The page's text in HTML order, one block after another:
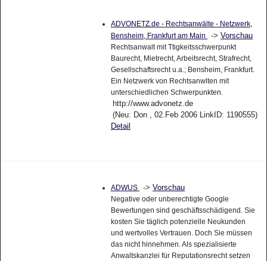
ADVONETZ.de - Rechtsanwälte - Netzwerk,
Bensheim, Frankfurt am Main
-> Vorschau
Rechtsanwalt mit Ttigkeitsschwerpunkt
Baurecht, Mietrecht, Arbeitsrecht, Strafrecht,
Gesellschaftsrecht u.a.; Bensheim, Frankfurt.
Ein Netzwerk von Rechtsanwlten mit
unterschiedlichen Schwerpunkten.
http://www.advonetz.de
(Neu: Don , 02.Feb 2006 LinkID: 1190555)
Detail
ADWUS -> Vorschau
Negative oder unberechtigte Google
Bewertungen sind geschäftsschädigend. Sie
kosten Sie täglich potenzielle Neukunden
und wertvolles Vertrauen. Doch Sie müssen
das nicht hinnehmen. Als spezialisierte
Anwaltskanzlei für Reputationsrecht setzen